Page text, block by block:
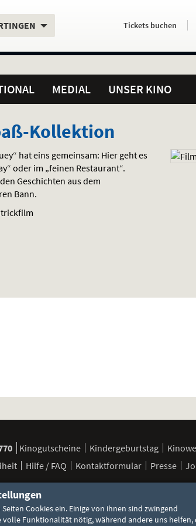
Servicefunktionen
Aktuelles
HierTickets buchen .
MEDIAL UNSER KINO
Kollektion
hat eins gemeinsam: Hier geht es
oder im „feinen Restaurant“.
Geschichten aus dem
Bann.
Kinogutscheine Kindergeburtstag
Hilfe / FAQ Kontaktformular Presse
Besuchsbedingungen
Cookies ein. Einige von ihnen sind zwingend
volle Funktionalität nötig, während andere uns helfen,